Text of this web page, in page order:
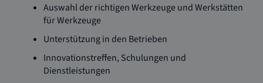
Auswahl der richtigen Werkzeuge und Werkstätten
für Werkzeuge
Unterstützung in den Betrieben
Innovationstreffen, Schulungen und
Dienstleistungen